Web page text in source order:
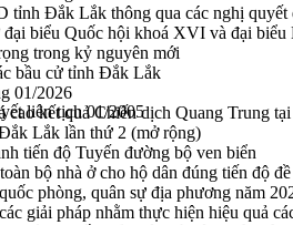
Đắk Lắk thông qua các nghị quyết
đại biểu Quốc hội khoá XVI và đại
trong kỷ nguyên mới
bầu cử tỉnh Đắk Lắk
01/2026
kết quả Chiến dịch Quang Trung
Lắk lần thứ 2 (mở rộng)
tiến độ Tuyến đường bộ ven biển
bộ nhà ở cho hộ dân đúng tiến độ đề
phòng, quân sự địa phương năm
giải pháp nhằm thực hiện hiệu quả
liên tịch 01/2005